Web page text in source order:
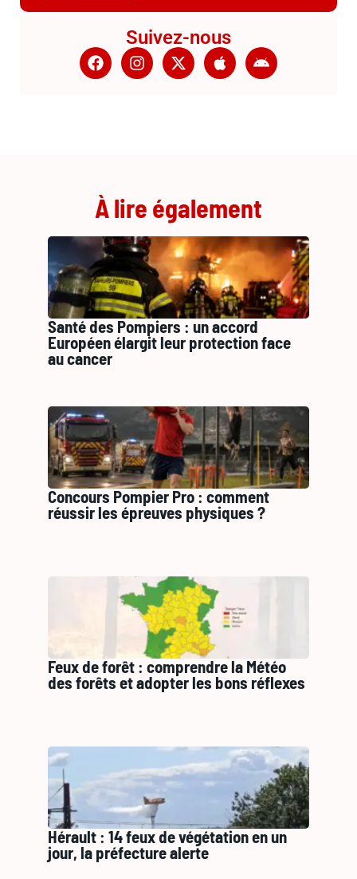
Suivez-nous
À lire également
Santé des Pompiers : un accord
Européen élargit leur protection face
au cancer
Concours Pompier Pro : comment
réussir les épreuves physiques ?
Feux de forêt : comprendre la Météo
des forêts et adopter les bons réflexes
Hérault : 14 feux de végétation en un
jour, la préfecture alerte